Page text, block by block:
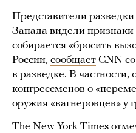
Представители
Запада видели
собирается «бросить
России, сообщает CNN
в разведке. В
конгрессменов о
оружия «вагнеровцев» у
The New York Times